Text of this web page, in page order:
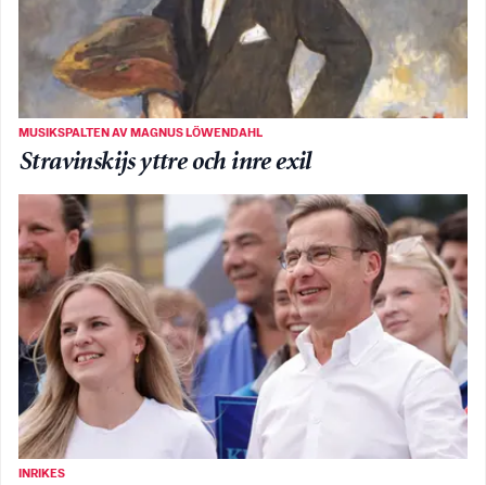
MUSIKSPALTEN AV MAGNUS LÖWENDAHL
Stravinskijs yttre och inre exil
INRIKES